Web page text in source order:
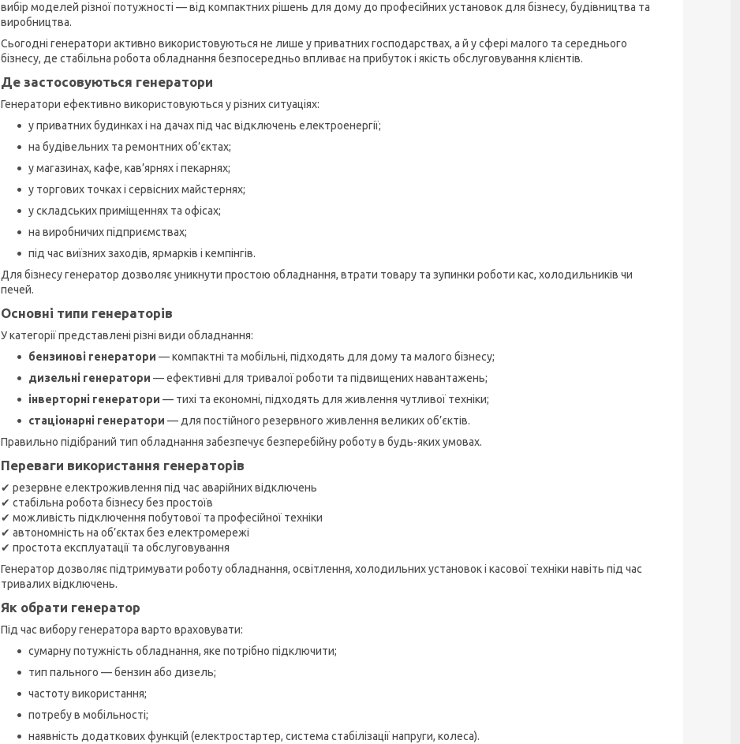
вибір моделей різної потужності — від компактних рішень для дому до професійних установок для бізнесу, будівництва та
виробництва.
Сьогодні генератори активно використовуються не лише у приватних господарствах, а й у сфері малого та середнього
бізнесу, де стабільна робота обладнання безпосередньо впливає на прибуток і якість обслуговування клієнтів.
Де застосовуються генератори
Генератори ефективно використовуються у різних ситуаціях:
у приватних будинках і на дачах під час відключень електроенергії;
на будівельних та ремонтних об’єктах;
у магазинах, кафе, кав’ярнях і пекарнях;
у торгових точках і сервісних майстернях;
у складських приміщеннях та офісах;
на виробничих підприємствах;
під час виїзних заходів, ярмарків і кемпінгів.
Для бізнесу генератор дозволяє уникнути простою обладнання, втрати товару та зупинки роботи кас, холодильників чи
печей.
Основні типи генераторів
У категорії представлені різні види обладнання:
бензинові генератори — компактні та мобільні, підходять для дому та малого бізнесу;
дизельні генератори — ефективні для тривалої роботи та підвищених навантажень;
інверторні генератори — тихі та економні, підходять для живлення чутливої техніки;
стаціонарні генератори — для постійного резервного живлення великих об’єктів.
Правильно підібраний тип обладнання забезпечує безперебійну роботу в будь-яких умовах.
Переваги використання генераторів
✔ резервне електроживлення під час аварійних відключень
✔ стабільна робота бізнесу без простоїв
✔ можливість підключення побутової та професійної техніки
✔ автономність на об’єктах без електромережі
✔ простота експлуатації та обслуговування
Генератор дозволяє підтримувати роботу обладнання, освітлення, холодильних установок і касової техніки навіть під час
тривалих відключень.
Як обрати генератор
Під час вибору генератора варто враховувати:
сумарну потужність обладнання, яке потрібно підключити;
тип пального — бензин або дизель;
частоту використання;
потребу в мобільності;
наявність додаткових функцій (електростартер, система стабілізації напруги, колеса).